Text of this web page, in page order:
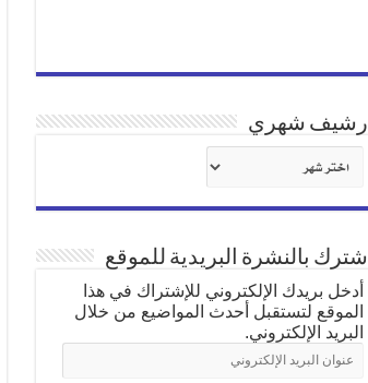
أرشيف شهري
شهري
اشترك بالنشرة البريدية للموقع
أدخل بريدك الإلكتروني للإشتراك في هذا
الموقع لتستقبل أحدث المواضيع من خلال
البريد الإلكتروني.
عنوان
البريد